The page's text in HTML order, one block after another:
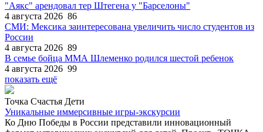
"Аякс" арендовал тер Штегена у "Барселоны"
4 августа 2026 86
СМИ: Мексика заинтересована увеличить число студентов из
России
4 августа 2026 89
В семье бойца ММА Шлеменко родился шестой ребенок
4 августа 2026 99
показать ещё
Точка Счастья Дети
Уникальные иммерсивные игры-экскурсии
Ко Дню Победы в России представили инновационный